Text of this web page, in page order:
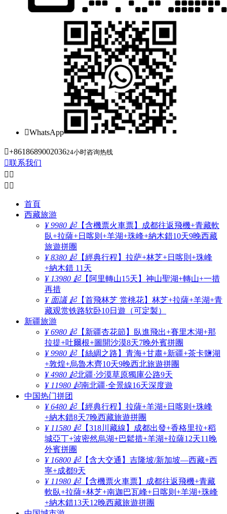
WhatsApp
+861868900203624小时咨询热线
联系我们
 
 
首頁
西藏旅游
¥ 9980 起【含機票火車票】成都往返飛機+青藏軟
臥+拉薩+日喀则+羊湖+珠峰+納木錯10天9晚西藏
旅遊拼團
¥ 8380 起【經典行程】拉萨+林芝+日喀則+珠峰
+納木錯 11天
¥ 13980 起【阿里轉山15天】神山聖湖+轉山+一措
再措
¥ 面議 起【首飛林芝 赏桃花】林芝+拉薩+羊湖+青
藏观赏铁路软卧10日遊（可定製）
新疆旅游
¥ 6980 起【新疆杏花節】臥進飛出+賽里木湖+那
拉提+吐爾根+圖開沙漠8天7晚外賓拼團
¥ 9980 起【絲綢之路】青海+甘肅+新疆+茶卡鹽湖
+敦煌+烏魯木齊10天9晚西北旅遊拼團
¥ 4980 起北疆·沙漠草原獨庫公路9天
¥ 11980 起南北疆·全景線16天深度遊
中国热门拼团
¥ 6480 起【經典行程】拉薩+羊湖+日喀则+珠峰
+納木錯8天7晚西藏旅遊拼團
¥ 11580 起【318川藏線】成都出發+香格里拉+稻
城亞丁+波密然烏湖+巴鬆措+羊湖+拉薩12天11晚
外賓拼團
¥ 16800 起【含大交通】吉隆坡/新加坡—西藏+西
寧+成都9天
¥ 11980 起【含機票火車票】成都往返飛機+青藏
軟臥+拉薩+林芝+南迦巴瓦峰+日喀则+羊湖+珠峰
+納木錯13天12晚西藏旅遊拼團